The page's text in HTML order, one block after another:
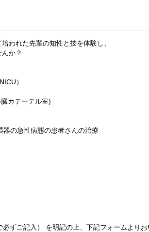
われた先輩の知性と技を体験し、
か？
）
カテーテル室)
の急性病態の患者さんの治療
ずご記入） を明記の上、下記フォームよりお